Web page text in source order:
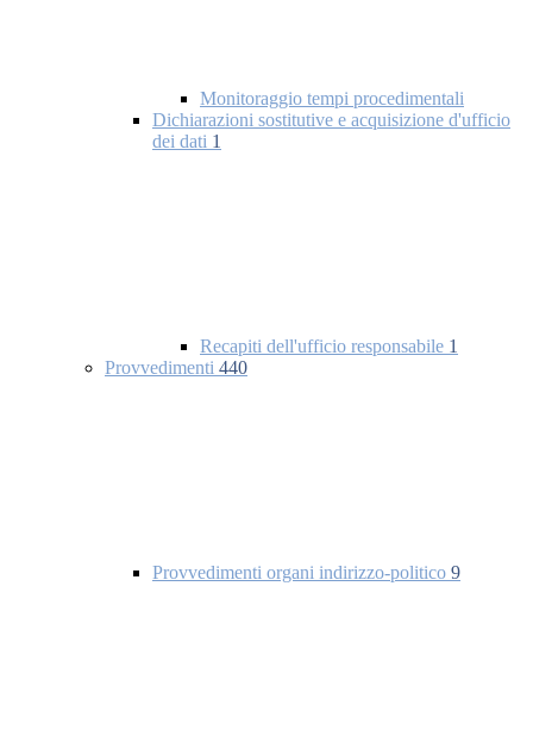
Monitoraggio tempi procedimentali
Dichiarazioni sostitutive e acquisizione d'ufficio
dei dati 1
Recapiti dell'ufficio responsabile 1
Provvedimenti 440
Provvedimenti organi indirizzo-politico 9